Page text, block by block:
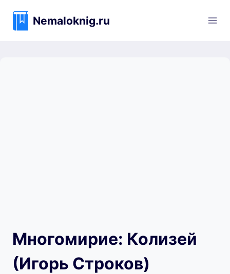
содержимому
Nemaloknig.ru
Многомирие: Колизей
(Игорь Строков)